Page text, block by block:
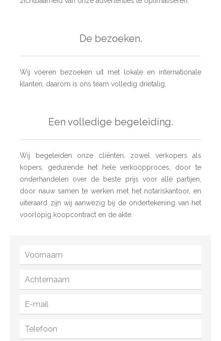
De bezoeken.
Wij voeren bezoeken uit met lokale en internationale
klanten, daarom is ons team volledig drietalig.
Een volledige begeleiding.
Wij begeleiden onze cliënten, zowel verkopers als
kopers, gedurende het hele verkoopproces, door te
onderhandelen over de beste prijs voor alle partijen,
door nauw samen te werken met het notariskantoor, en
uiteraard zijn wij aanwezig bij de ondertekening van het
voorlopig koopcontract en de akte.